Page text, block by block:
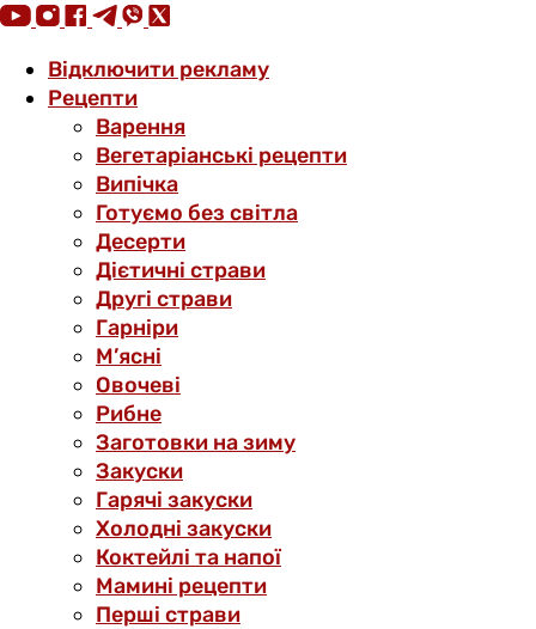
Відключити рекламу
Рецепти
Варення
Вегетаріанські рецепти
Випічка
Готуємо без світла
Десерти
Дієтичні страви
Другі страви
Гарніри
М’ясні
Овочеві
Рибне
Заготовки на зиму
Закуски
Гарячі закуски
Холодні закуски
Коктейлі та напої
Мамині рецепти
Перші страви